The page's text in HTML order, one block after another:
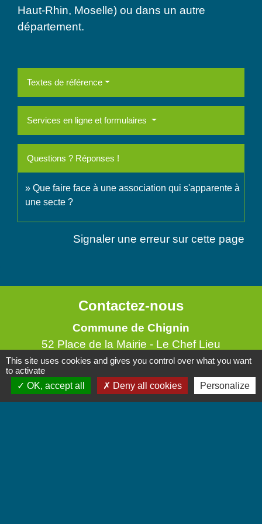
Haut-Rhin, Moselle) ou dans un autre
département.
Textes de référence
Services en ligne et formulaires
Questions ? Réponses !
Que faire face à une association qui s'apparente à
une secte ?
Signaler une erreur sur cette page
Contactez-nous
Commune de Chignin
52 Place de la Mairie - Le Chef Lieu
73800 Chignin - FRANCE
+33 4 79 28 10 12
Contact par formulaire
This site uses cookies and gives you control over what you want
to activate
OK, accept all
Deny all cookies Personalize